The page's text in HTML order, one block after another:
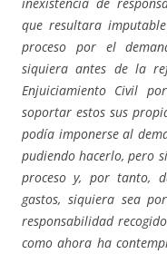
que resultara
proceso por el
siquiera antes de la
Enjuiciamiento Civil
soportar estos sus
podía imponerse al
pudiendo hacerlo, pero
proceso y, por tanto,
gastos, siquiera sea
responsabilidad
como ahora ha